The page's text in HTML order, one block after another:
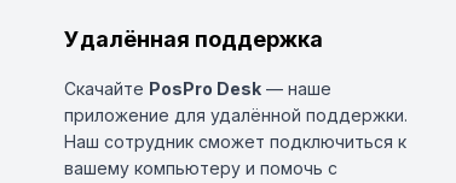
Удалённая поддержка
Скачайте PosPro Desk — наше
приложение для удалённой поддержки.
Наш сотрудник сможет подключиться к
вашему компьютеру и помочь с